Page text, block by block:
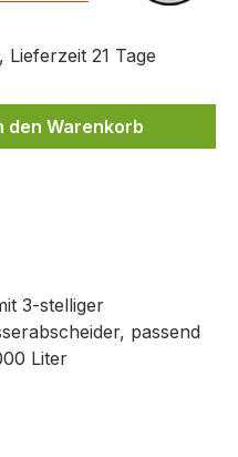
Lieferzeit 21 Tage
den
den Warenkorb
3-stelliger
passend
Liter